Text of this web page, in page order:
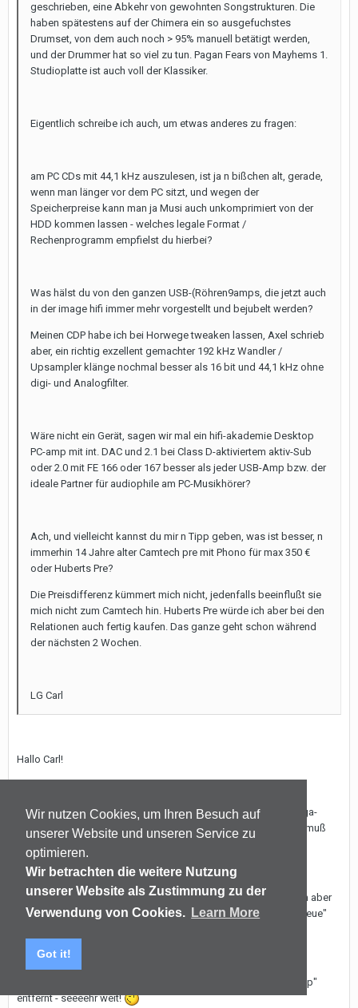
Wir nutzen Cookies, um Ihren Besuch auf
unserer Website und unseren Service zu
optimieren.
Wir betrachten die weitere Nutzung
unserer Website als Zustimmung zu der
Verwendung von Cookies. Learn More
Got it!
geschrieben, eine Abkehr von gewohnten Songstrukturen. Die
haben spätestens auf der Chimera ein so ausgefuchstes
Drumset, von dem auch noch > 95% manuell betätigt werden,
und der Drummer hat so viel zu tun. Pagan Fears von Mayhems 1.
Studioplatte ist auch voll der Klassiker.
Eigentlich schreibe ich auch, um etwas anderes zu fragen:
am PC CDs mit 44,1 kHz auszulesen, ist ja n bißchen alt, gerade,
wenn man länger vor dem PC sitzt, und wegen der
Speicherpreise kann man ja Musi auch unkomprimiert von der
HDD kommen lassen - welches legale Format /
Rechenprogramm empfielst du hierbei?
Was hälst du von den ganzen USB-(Röhren9amps, die jetzt auch
in der image hifi immer mehr vorgestellt und bejubelt werden?
Meinen CDP habe ich bei Horwege tweaken lassen, Axel schrieb
aber, ein richtig exzellent gemachter 192 kHz Wandler /
Upsampler klänge nochmal besser als 16 bit und 44,1 kHz ohne
digi- und Analogfilter.
Wäre nicht ein Gerät, sagen wir mal ein hifi-akademie Desktop
PC-amp mit int. DAC und 2.1 bei Class D-aktiviertem aktiv-Sub
oder 2.0 mit FE 166 oder 167 besser als jeder USB-Amp bzw. der
ideale Partner für audiophile am PC-Musikhörer?
Ach, und vielleicht kannst du mir n Tipp geben, was ist besser, n
immerhin 14 Jahre alter Camtech pre mit Phono für max 350 €
oder Huberts Pre?
Die Preisdifferenz kümmert mich nicht, jedenfalls beeinflußt sie
mich nicht zum Camtech hin. Huberts Pre würde ich aber bei den
Relationen auch fertig kaufen. Das ganze geht schon während
der nächsten 2 Wochen.
LG Carl
Hallo Carl!
Ich hasse jede Form von Metall-Musik. Ist in meinen Augen Mega-
Schrott - musikalisch sowiso, aber auch technisch. Aber egal - muß
Das USB-Röhrenzeugs ist ein Witz - konsequent gesehen. Kann aber
durchaus Spaß machen. Kommt drauf an was man will: "Werktreue"
Die Elektronilk von HiFi-Akademie ist weit von "Desktop-PC-Amp"
entfernt - seeeehr weit!